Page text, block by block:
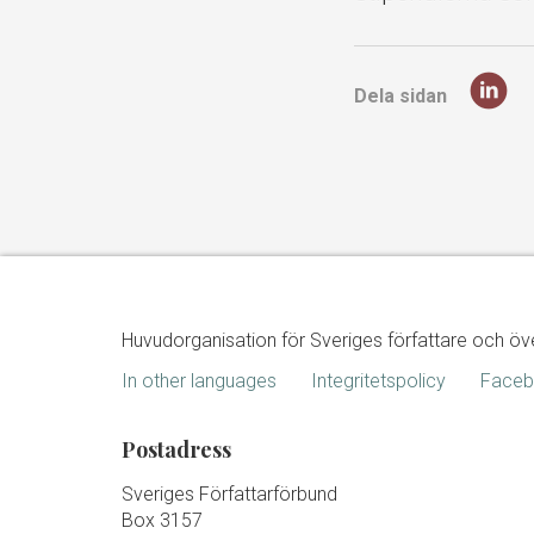
Dela sidan
Huvudorganisation för Sveriges författare och
In other languages
Integritetspolicy
Postadress
Sveriges Författarförbund
Box 3157